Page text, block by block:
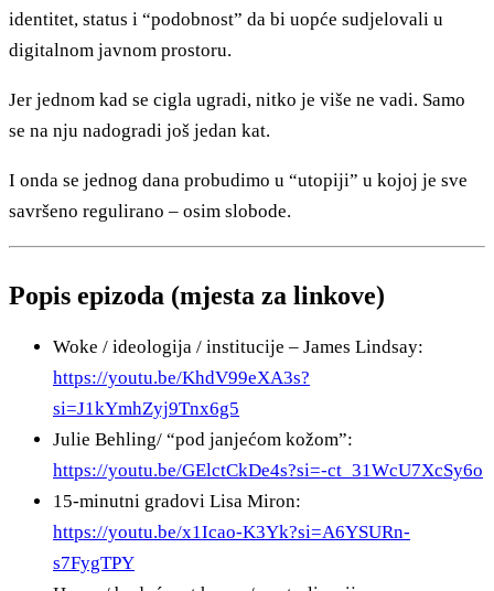
identitet, status i “podobnost” da bi uopće sudjelovali u
digitalnom javnom prostoru.
Jer jednom kad se cigla ugradi, nitko je više ne vadi. Samo
se na nju nadogradi još jedan kat.
I onda se jednog dana probudimo u “utopiji” u kojoj je sve
savršeno regulirano – osim slobode.
Popis epizoda (mjesta za linkove)
Woke / ideologija / institucije – James Lindsay:
https://youtu.be/KhdV99eXA3s?
si=J1kYmhZyj9Tnx6g5
Julie Behling/ “pod janjećom kožom”:
https://youtu.be/GElctCkDe4s?si=-ct_31WcU7XcSy6o
15-minutni gradovi Lisa Miron:
https://youtu.be/x1Icao-K3Yk?si=A6YSURn-
s7FygTPY